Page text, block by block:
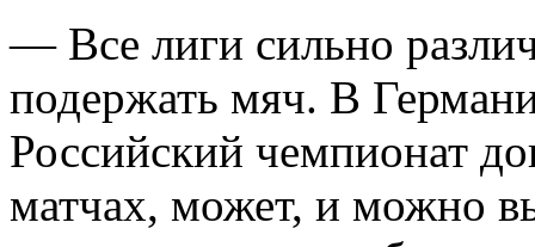
— Все лиги сильно
подержать мяч. В
Российский чемпионат
матчах, может, и можно